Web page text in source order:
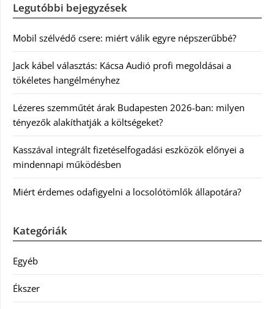
Legutóbbi bejegyzések
Mobil szélvédő csere: miért válik egyre népszerűbbé?
Jack kábel választás: Kácsa Audió profi megoldásai a
tökéletes hangélményhez
Lézeres szemműtét árak Budapesten 2026-ban: milyen
tényezők alakíthatják a költségeket?
Kasszával integrált fizetéselfogadási eszközök előnyei a
mindennapi működésben
Miért érdemes odafigyelni a locsolótömlők állapotára?
Kategóriák
Egyéb
Ékszer